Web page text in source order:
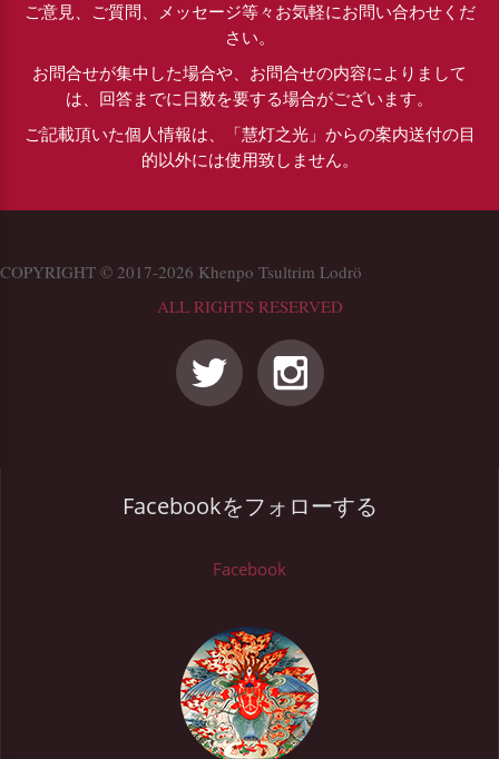
ご意見、ご質問、メッセージ等々お気軽にお問い合わせくだ
さい。
お問合せが集中した場合や、お問合せの内容によりまして
は、回答までに日数を要する場合がございます。
ご記載頂いた個人情報は、「慧灯之光」からの案内送付の目
的以外には使用致しません。
COPYRIGHT © 2017-2026 Khenpo Tsultrim Lodrö
ALL RIGHTS RESERVED
Facebookをフォローする
Facebook